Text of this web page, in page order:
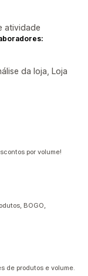
atividade
da loja, Loja
por volume!
BOGO,
de produtos e volume.